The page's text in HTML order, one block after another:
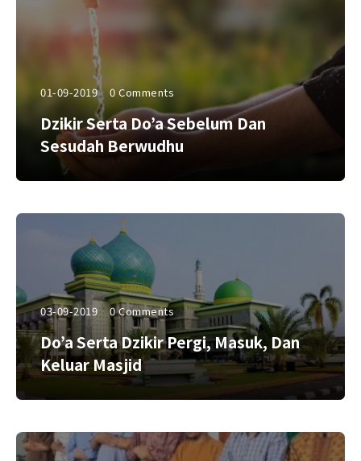
01-09-2019 0 Comments
Dzikir Serta Do’a Sebelum Dan
Sesudah Berwudhu
03-09-2019 0 Comments
Do’a Serta Dzikir Pergi, Masuk, Dan
Keluar Masjid